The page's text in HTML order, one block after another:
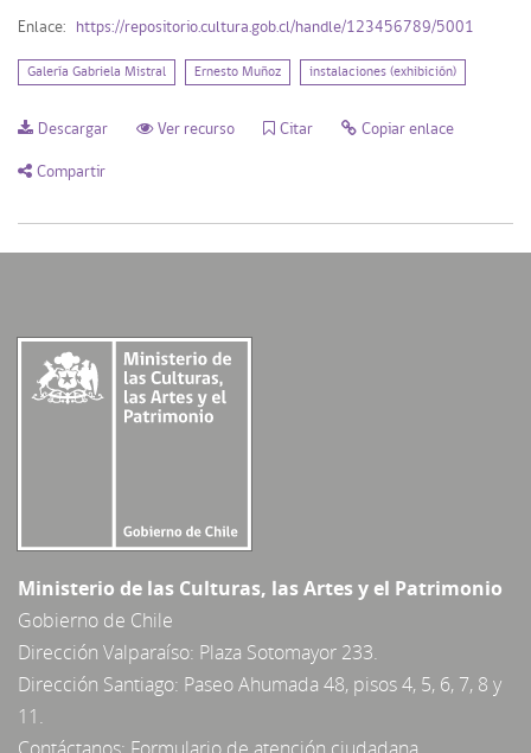
Mi Repositorio
Enlace: https://repositorio.cultura.gob.cl/handle/123456789/5001
Galería Gabriela Mistral Ernesto Muñoz instalaciones (exhibición)
Descargar Ver recurso Citar Copiar enlace
Compartir
Ministerio de las Culturas, las Artes y el Patrimonio
Gobierno de Chile
Dirección Valparaíso: Plaza Sotomayor 233.
Dirección Santiago: Paseo Ahumada 48, pisos 4, 5, 6, 7, 8 y
11.